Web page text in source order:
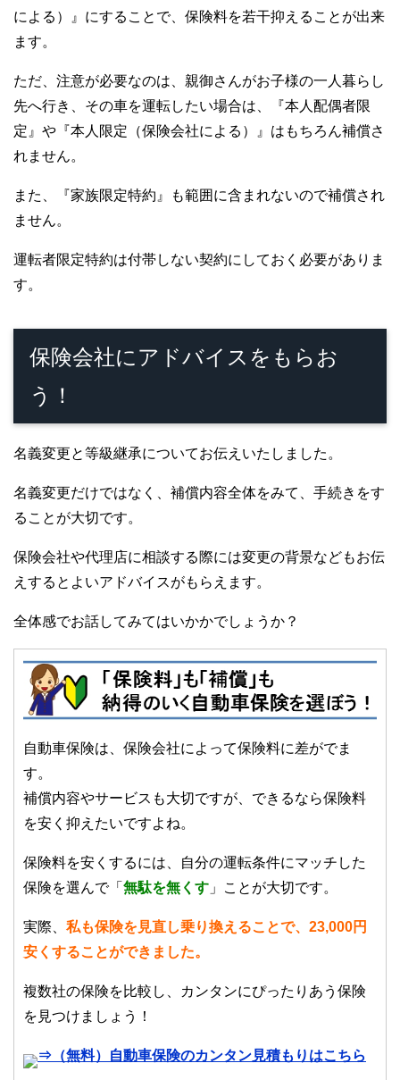
による）』にすることで、保険料を若干抑えることが出来
ます。
ただ、注意が必要なのは、親御さんがお子様の一人暮らし
先へ行き、その車を運転したい場合は、『本人配偶者限
定』や『本人限定（保険会社による）』はもちろん補償さ
れません。
また、『家族限定特約』も範囲に含まれないので補償され
ません。
運転者限定特約は付帯しない契約にしておく必要がありま
す。
保険会社にアドバイスをもらお
う！
名義変更と等級継承についてお伝えいたしました。
名義変更だけではなく、補償内容全体をみて、手続きをす
ることが大切です。
保険会社や代理店に相談する際には変更の背景などもお伝
えするとよいアドバイスがもらえます。
全体感でお話してみてはいかかでしょうか？
自動車保険は、保険会社によって保険料に差がでま
す。
補償内容やサービスも大切ですが、できるなら保険料
を安く抑えたいですよね。
保険料を安くするには、自分の運転条件にマッチした
保険を選んで「 無駄を無くす 」ことが大切です。
実際、 私も保険を見直し乗り換えることで、23,000円
安くすることができました。
複数社の保険を比較し、カンタンにぴったりあう保険
を見つけましょう！
⇒（無料）自動車保険のカンタン見積もりはこちら